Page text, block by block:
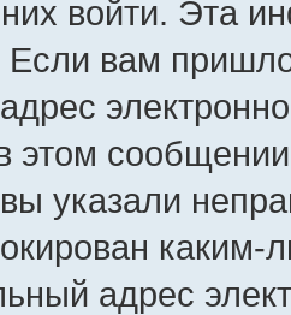
войти. Эта
Если вам
этом
указали
адрес